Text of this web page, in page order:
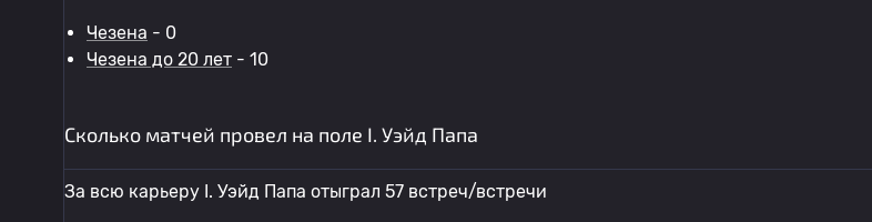
Чезена - 0
Чезена до 20 лет - 10
Сколько матчей провел на поле I. Уэйд Папа
За всю карьеру I. Уэйд Папа отыграл 57 встреч/встречи